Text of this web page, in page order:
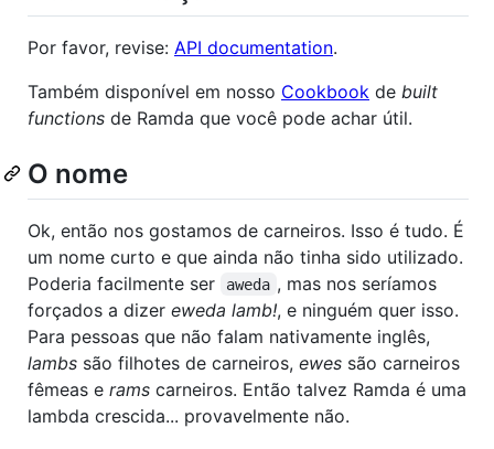
Por favor, revise: API documentation.
Também disponível em nosso Cookbook de built
functions de Ramda que você pode achar útil.
O nome
Ok, então nos gostamos de carneiros. Isso é tudo. É
um nome curto e que ainda não tinha sido utilizado.
Poderia facilmente ser
aweda , mas nos seríamos
forçados a dizer eweda lamb!, e ninguém quer isso.
Para pessoas que não falam nativamente inglês,
lambs são filhotes de carneiros, ewes são carneiros
fêmeas e rams carneiros. Então talvez Ramda é uma
lambda crescida... provavelmente não.